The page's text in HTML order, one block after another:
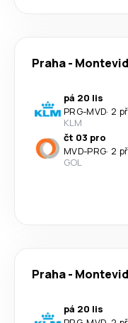
Praha-
pá 20 lis
PRG-MVD· 2
KLM
čt 03 pro
MVD-PRG· 2
GOL
Praha-
pá 20 lis